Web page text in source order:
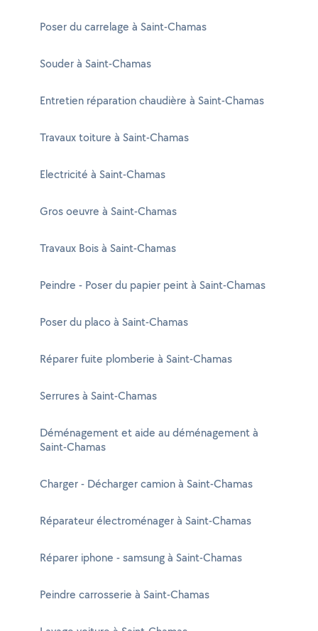
Poser du carrelage à Saint-Chamas
Souder à Saint-Chamas
Entretien réparation chaudière à Saint-Chamas
Travaux toiture à Saint-Chamas
Electricité à Saint-Chamas
Gros oeuvre à Saint-Chamas
Travaux Bois à Saint-Chamas
Peindre - Poser du papier peint à Saint-Chamas
Poser du placo à Saint-Chamas
Réparer fuite plomberie à Saint-Chamas
Serrures à Saint-Chamas
Déménagement et aide au déménagement à
Saint-Chamas
Charger - Décharger camion à Saint-Chamas
Réparateur électroménager à Saint-Chamas
Réparer iphone - samsung à Saint-Chamas
Peindre carrosserie à Saint-Chamas